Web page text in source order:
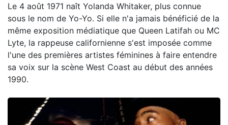
Le 4 août 1971 naît Yolanda Whitaker, plus connue
sous le nom de Yo-Yo. Si elle n'a jamais bénéficié de la
même exposition médiatique que Queen Latifah ou MC
Lyte, la rappeuse californienne s'est imposée comme
l'une des premières artistes féminines à faire entendre
sa voix sur la scène West Coast au début des années
1990.